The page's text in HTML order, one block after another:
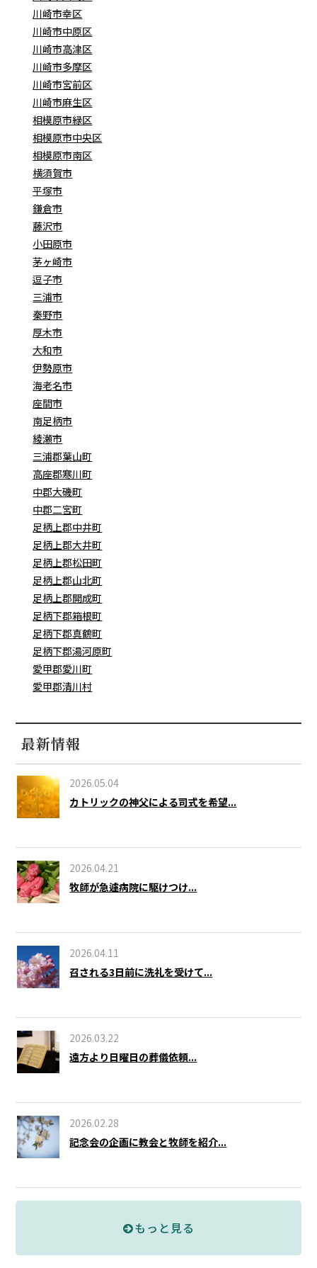
川崎市幸区
川崎市中原区
川崎市高津区
川崎市多摩区
川崎市宮前区
川崎市麻生区
相模原市緑区
相模原市中央区
相模原市南区
横須賀市
平塚市
鎌倉市
藤沢市
小田原市
茅ヶ崎市
逗子市
三浦市
秦野市
厚木市
大和市
伊勢原市
海老名市
座間市
南足柄市
綾瀬市
三浦郡葉山町
高座郡寒川町
中郡大磯町
中郡二宮町
足柄上郡中井町
足柄上郡大井町
足柄上郡松田町
足柄上郡山北町
足柄上郡開成町
足柄下郡箱根町
足柄下郡真鶴町
足柄下郡湯河原町
愛甲郡愛川町
愛甲郡清川村
最新情報
2026.05.04
カトリックの神父による司式を希望...
2026.04.21
牧師が急遽病院に駆けつけ...
2026.04.11
召される3日前に洗礼を受けて...
2026.03.22
遠方より日曜日の葬儀依頼...
2026.02.28
記念会の企画に教会と牧師を紹介...
もっと見る